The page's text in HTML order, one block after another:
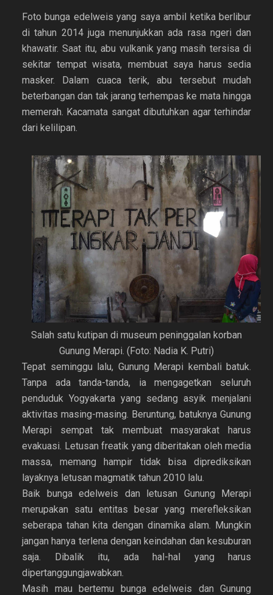
Foto bunga edelweis yang saya ambil ketika berlibur
di tahun 2014 juga menunjukkan ada rasa ngeri dan
khawatir. Saat itu, abu vulkanik yang masih tersisa di
sekitar tempat wisata, membuat saya harus sedia
masker. Dalam cuaca terik, abu tersebut mudah
beterbangan dan tak jarang terhempas ke mata hingga
memerah. Kacamata sangat dibutuhkan agar terhindar
dari kelilipan.
Salah satu kutipan di museum peninggalan korban
Gunung Merapi. (Foto: Nadia K. Putri)
Tepat seminggu lalu, Gunung Merapi kembali batuk.
Tanpa ada tanda-tanda, ia mengagetkan seluruh
penduduk Yogyakarta yang sedang asyik menjalani
aktivitas masing-masing. Beruntung, batuknya Gunung
Merapi sempat tak membuat masyarakat harus
evakuasi. Letusan freatik yang diberitakan oleh media
massa, memang hampir tidak bisa diprediksikan
layaknya letusan magmatik tahun 2010 lalu.
Baik bunga edelweis dan letusan Gunung Merapi
merupakan satu entitas besar yang merefleksikan
seberapa tahan kita dengan dinamika alam. Mungkin
jangan hanya terlena dengan keindahan dan kesuburan
saja. Dibalik itu, ada hal-hal yang harus
dipertanggungjawabkan.
Masih mau bertemu bunga edelweis dan Gunung